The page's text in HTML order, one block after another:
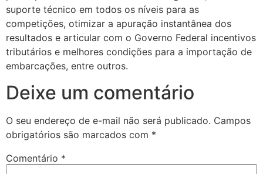
suporte técnico em todos os níveis para as
competições, otimizar a apuração instantânea dos
resultados e articular com o Governo Federal incentivos
tributários e melhores condições para a importação de
embarcações, entre outros.
Deixe um comentário
O seu endereço de e-mail não será publicado. Campos
obrigatórios são marcados com *
Comentário *